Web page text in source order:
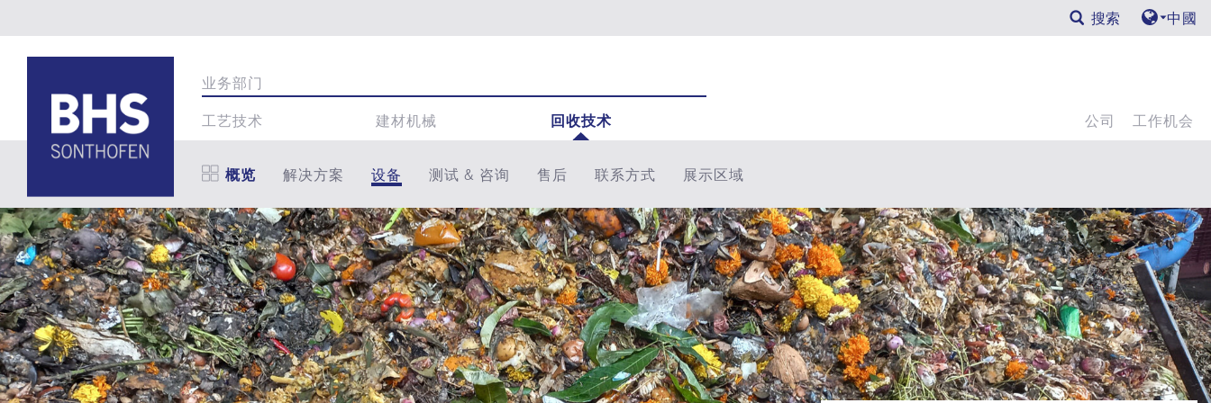
搜索 中國
业务部门
工艺技术 建材机械 回收技术 公司 工作机会
概览 解决方案 设备 测试 & 咨询 售后 联系方式 展示区域